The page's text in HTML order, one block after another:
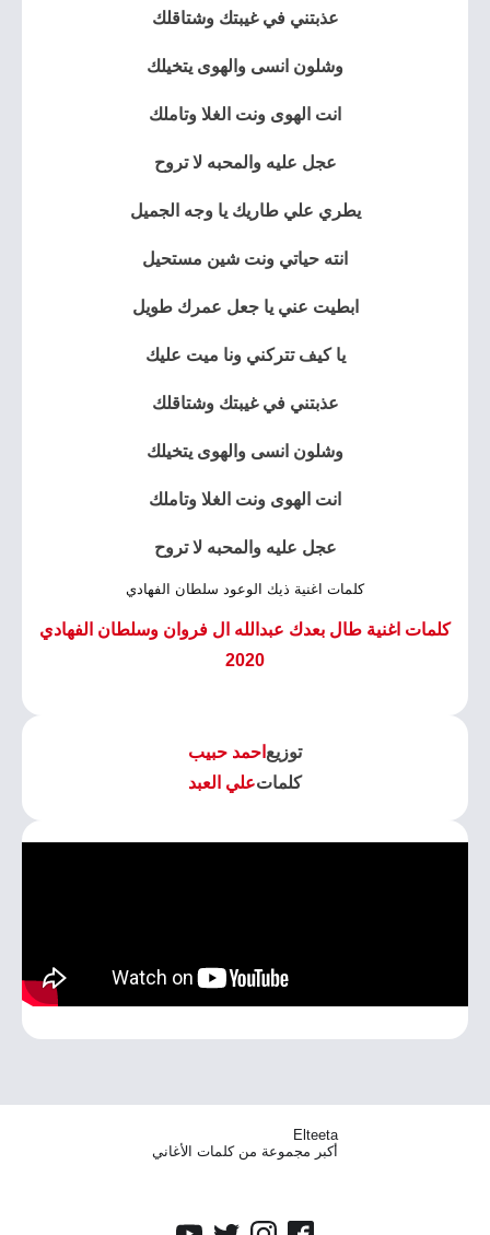
عذبتني في غيبتك وشتاقلك
وشلون انسى والهوى يتخيلك
انت الهوى ونت الغلا وتاملك
عجل عليه والمحبه لا تروح
يطري علي طاريك يا وجه الجميل
انته حياتي ونت شين مستحيل
ابطيت عني يا جعل عمرك طويل
يا كيف تتركني ونا ميت عليك
عذبتني في غيبتك وشتاقلك
وشلون انسى والهوى يتخيلك
انت الهوى ونت الغلا وتاملك
عجل عليه والمحبه لا تروح
كلمات اغنية ذيك الوعود سلطان الفهادي
كلمات اغنية طال بعدك عبدالله ال فروان وسلطان الفهادي
2020
توزيع احمد حبيب
كلماتعلي العبد
Elteeta
أكبر مجموعة من كلمات الأغاني